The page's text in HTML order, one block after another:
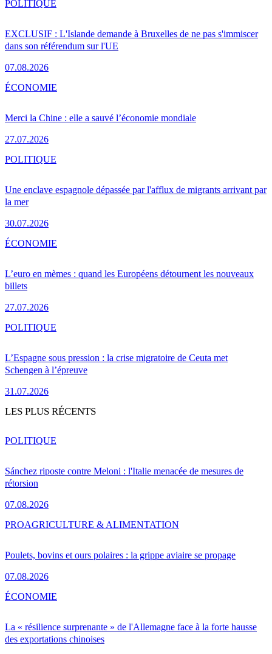
EXCLUSIF : L'Islande demande à Bruxelles de ne pas s'immiscer
dans son référendum sur l'UE
07.08.2026
POLITIQUE
Merci la Chine : elle a sauvé l’économie mondiale
27.07.2026
ÉCONOMIE
Une enclave espagnole dépassée par l'afflux de migrants arrivant par
la mer
30.07.2026
POLITIQUE
L’euro en mèmes : quand les Européens détournent les nouveaux
billets
27.07.2026
ÉCONOMIE
L’Espagne sous pression : la crise migratoire de Ceuta met
Schengen à l’épreuve
31.07.2026
POLITIQUE
LES PLUS RÉCENTS
Sánchez riposte contre Meloni : l'Italie menacée de mesures de
rétorsion
07.08.2026
POLITIQUE
Poulets, bovins et ours polaires : la grippe aviaire se propage
07.08.2026
PROAGRICULTURE & ALIMENTATION
La « résilience surprenante » de l'Allemagne face à la forte hausse
des exportations chinoises
ÉCONOMIE